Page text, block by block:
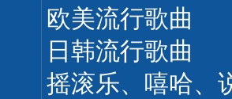
欧美流行歌曲
日韩流行歌曲
摇滚乐、嘻哈、